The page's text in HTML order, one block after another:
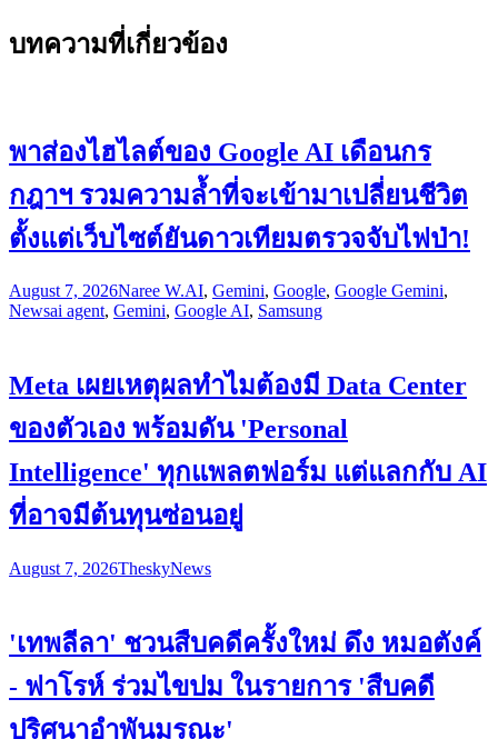
บทความที่เกี่ยวข้อง
พาส่องไฮไลต์ของ Google AI เดือนกร
กฎาฯ รวมความล้ำที่จะเข้ามาเปลี่ยนชีวิต
ตั้งแต่เว็บไซต์ยันดาวเทียมตรวจจับไฟป่า!
August 7, 2026Naree W.AI, Gemini, Google, Google Gemini,
Newsai agent, Gemini, Google AI, Samsung
Meta เผยเหตุผลทำไมต้องมี Data Center
ของตัวเอง พร้อมดัน 'Personal
Intelligence' ทุกแพลตฟอร์ม แต่แลกกับ AI
ที่อาจมีต้นทุนซ่อนอยู่
August 7, 2026TheskyNews
'เทพลีลา' ชวนสืบคดีครั้งใหม่ ดึง หมอตังค์
- ฟาโรห์ ร่วมไขปม ในรายการ 'สืบคดี
ปริศนาอำพันมรณะ'